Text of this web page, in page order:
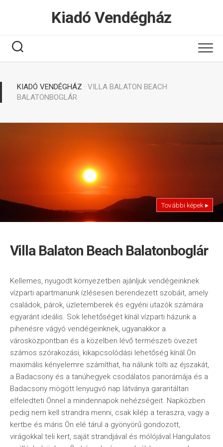
Kiadó Vendégház
KIADÓ VENDÉGHÁZ · VILLA BALATON BEACH
BALATONBOGLÁR
További képek ▸
Villa Balaton Beach Balatonboglár
Kellemes, nyugodt környezetben ajánljuk vendégeinknek
vízparti apartmanunk ízlésesen berendezett szobáit, amely
családok, párok, üzletemberek és egyéni utazók számára
egyaránt ideális. Sok lehetőséget kínál vízparti házunk a
pihenésre vágyó vendégeinknek, ugyanakkor a
városközpontban és a közelben lévő természeti övezet
számos szórakozási, kikapcsolódási lehetőség kínál.Ön
maximális kényelemre számíthat, ha nálunk tölti az éjszakát,
a Badacsony és a tanúhegyek csodálatos panorámája és a
Badacsony mögött lenyugvó nap látványa garantáltan
elfeledteti Önnel a mindennapok nehézségeit. Napközben
pedig nem kell strandra menni, csak kilép a teraszra, vagy a
kertbe és máris Ön elé tárul a gyönyörű gondozott,
virágokkal teli kert, saját strandjával és mólójával.Hangulatos